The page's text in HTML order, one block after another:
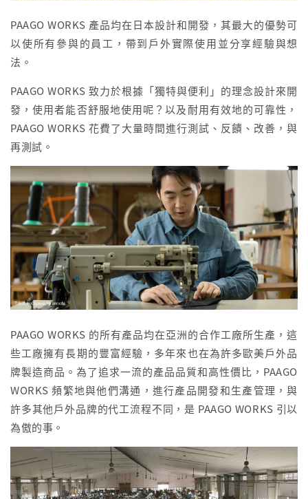
PAAGO WORKS 產品均在日本設計和開發，其最大的優勢可
以使所有參與的員工，帶到戶外實際使用並分享經驗與想
法。
PAAGO WORKS 致力於根據「獨特與便利」的理念設計來開
發，使用者能否舒服地使用呢？以及耐用有效地的可靠性，
PAAGO WORKS 花費了大量時間進行測試、反饋、改善，與
再測試。
PAAGO WORKS 的所有產品均在亞洲的合作工廠所生產，這
些工廠擁有長期的豐富經驗，多年來也在為許多歐美戶外品
牌製造商品。為了追求一流的產品品質和高性價比，PAAGO
WORKS 頻繁地與他們溝通，進行產品開發和生產管理，與
許多其他戶外品牌的代工流程不同，是 PAAGO WORKS 引以
為傲的事。